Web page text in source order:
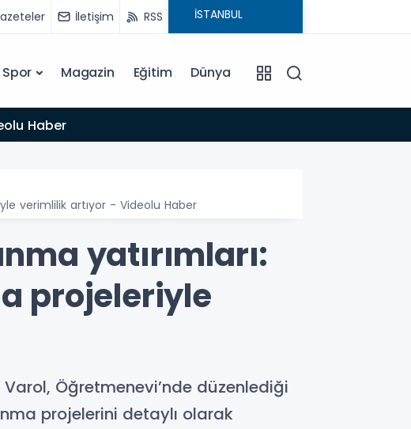
İletişim RSS
Spor Magazin Eğitim Dünya
sürücüsü yaralandı - Videolu Haber
verimlilik artıyor - Videolu Haber
yatırımları:
projeleriyle
Öğretmenevi’nde düzenlediği
projelerini detaylı olarak